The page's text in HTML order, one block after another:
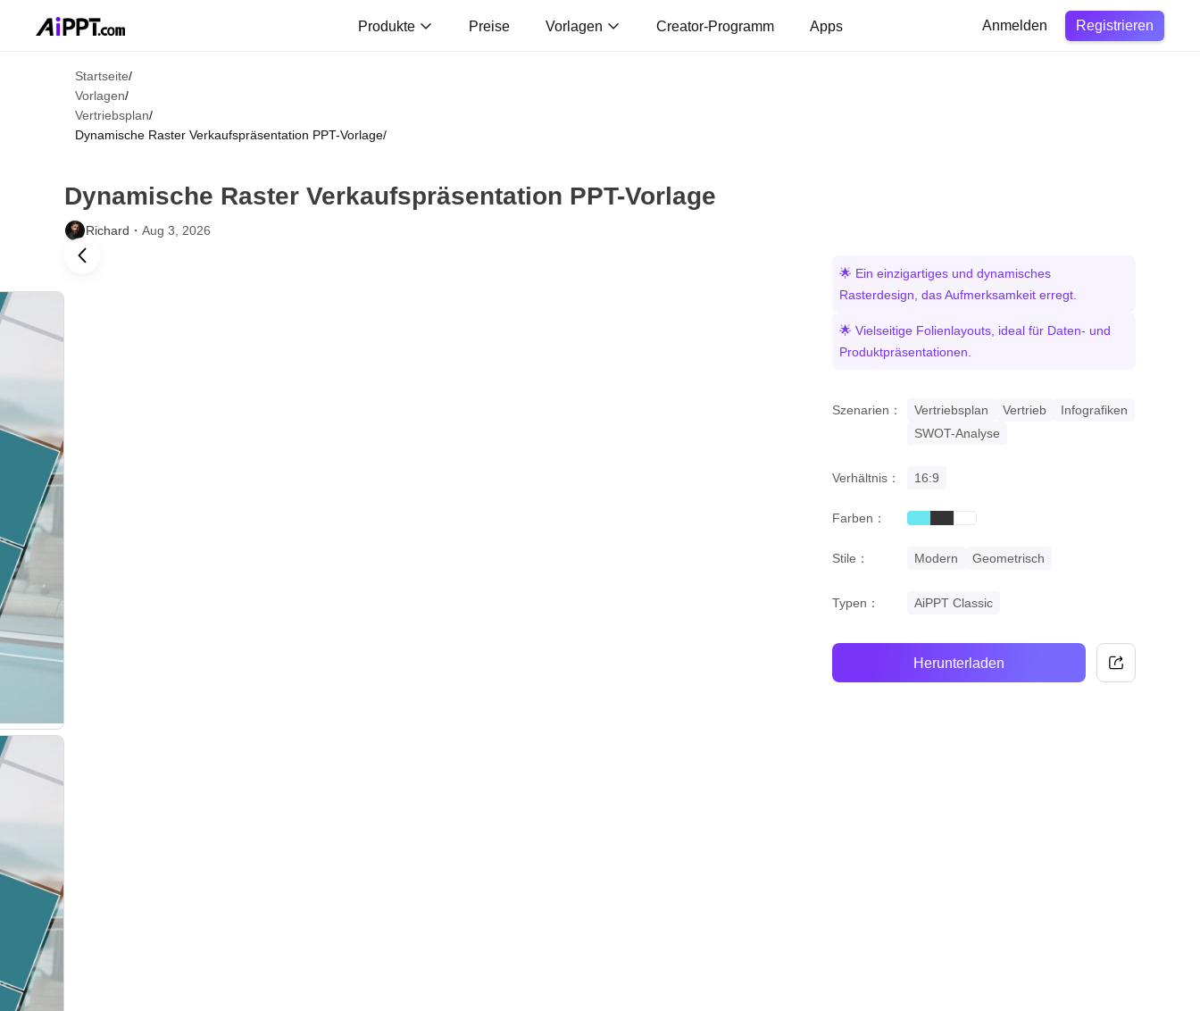
Produkte Preise Vorlagen Creator-Programm Apps Anmelden Registrieren
Startseite/
Vorlagen/
Vertriebsplan/
Dynamische Raster Verkaufspräsentation PPT-Vorlage/
Dynamische Raster Verkaufspräsentation PPT-Vorlage
Richard・ Aug 3, 2026
🌟 Ein einzigartiges und dynamisches
Rasterdesign, das Aufmerksamkeit erregt.
🌟 Vielseitige Folienlayouts, ideal für Daten- und
Produktpräsentationen.
Szenarien： Vertriebsplan Vertrieb
Infografiken
SWOT-Analyse
Verhältnis： 16:9
Farben： cyanblackwhite
Stile： Modern Geometrisch
Typen： AiPPT Classic
Herunterladen